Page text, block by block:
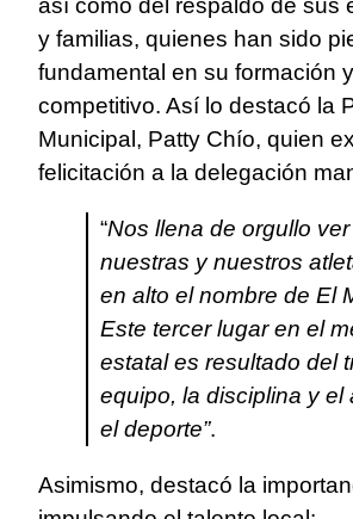
así como del respaldo de sus
y familias, quienes han sido
fundamental en su formación
competitivo. Así lo destacó la
Municipal, Patty Chío, quien
felicitación a la delegación
“Nos llena de orgullo
nuestras y nuestros
en alto el nombre de El
Este tercer lugar en el
estatal es resultado del
equipo, la disciplina y el
el deporte”.
Asimismo, destacó la